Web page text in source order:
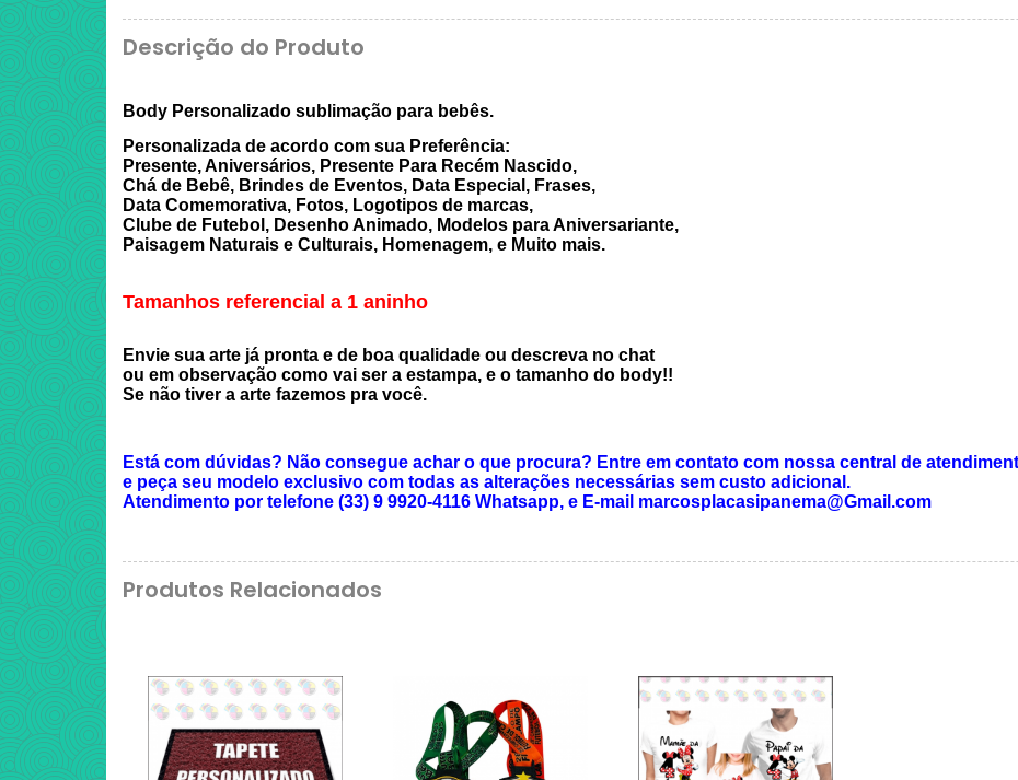
Descrição do Produto
Body Personalizado sublimação para bebês.
Personalizada de acordo com sua Preferência:
Presente, Aniversários, Presente Para Recém Nascido,
Chá de Bebê, Brindes de Eventos, Data Especial, Frases,
Data Comemorativa, Fotos, Logotipos de marcas,
Clube de Futebol, Desenho Animado, Modelos para Aniversariante,
Paisagem Naturais e Culturais, Homenagem, e Muito mais.
Tamanhos referencial a 1 aninho
Envie sua arte já pronta e de boa qualidade ou descreva no chat
ou em observação como vai ser a estampa, e o tamanho do body!!
Se não tiver a arte fazemos pra você.
Está com dúvidas? Não consegue achar o que procura? Entre em contato com nossa central de
e peça seu modelo exclusivo com todas as alterações necessárias sem custo adicional.
Atendimento por telefone (33) 9 9920-4116 Whatsapp, e E-mail marcosplacasipanema@Gmail.com
Produtos Relacionados